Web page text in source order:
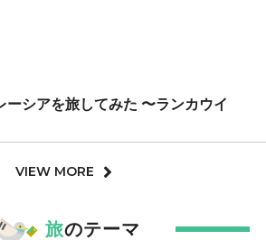
ーシアを旅してみた 〜ランカウイ
VIEW MORE
旅のテーマ